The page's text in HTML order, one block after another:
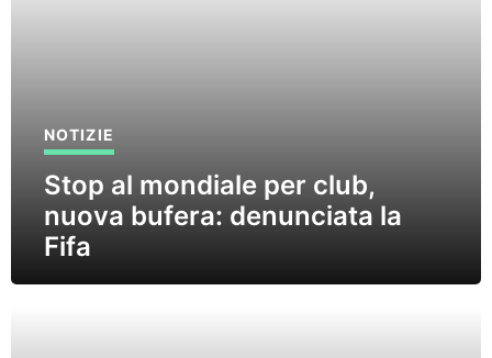
NOTIZIE
Stop al mondiale per club,
nuova bufera: denunciata la
Fifa